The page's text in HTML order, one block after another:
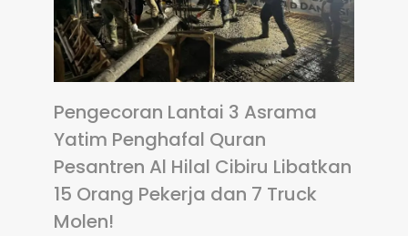
Pengecoran Lantai 3 Asrama
Yatim Penghafal Quran
Pesantren Al Hilal Cibiru Libatkan
15 Orang Pekerja dan 7 Truck
Molen!